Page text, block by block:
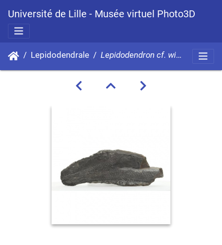
Université de Lille - Musée virtuel Photo3D
Lepidodendrale Lepidodendron cf. wingfieldesnsis